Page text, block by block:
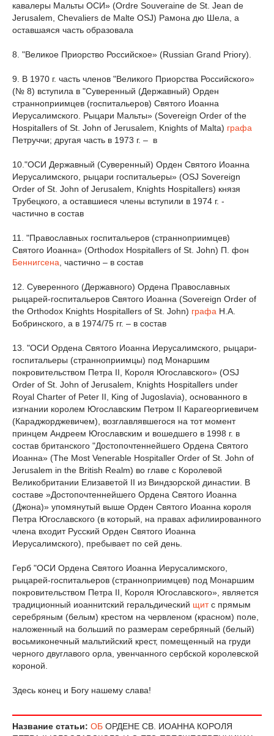
кавалеры Мальты ОСИ» (Ordre Souveraine de St. Jean de
Jerusalem, Chevaliers de Malte OSJ) Рамона дю Шелa, a
оставшаяся часть образовала
8. "Великое Приорствo Российское» (Russian Grand Priory).
9. В 1970 г. часть членов "Великого Приорства Российского»
(№ 8) вступила в "Суверенный (Державный) Орден
странноприимцев (госпитальеров) Святого Иоанна
Иерусалимского. Рыцари Мальты» (Sovereign Order of the
Hospitallers of St. John of Jerusalem, Knights of Malta) графа
Петруччи; другая часть в 1973 г. – в
10."ОСИ Державный (Суверенный) Орден Святого Иоанна
Иерусалимского, рыцари госпитальеры» (OSJ Sovereign
Order of St. John of Jerusalem, Knights Hospitallers) князя
Трубецкого, а оставшиеся члены вступили в 1974 г. -
частично в состав
11. "Православных госпитальеров (странноприимцев)
Святого Иоанна» (Orthodox Hospitallers of St. John) П. фон
Беннигсена, частично – в состав
12. Суверенного (Державного) Ордена Православных
рыцарей-госпитальеров Святого Иоанна (Sovereign Order of
the Orthodox Knights Hospitallers of St. John) графа Н.А.
Бобринского, а в 1974/75 гг. – в состав
13. "ОСИ Ордена Святого Иоанна Иерусалимского, рыцари-
госпитальеры (странноприимцы) под Монаршим
покровительством Петра II, Короля Югославского» (OSJ
Order of St. John of Jerusalem, Knights Hospitallers under
Royal Charter of Peter II, King of Jugoslavia), основанного в
изгнании королем Югославским Петром II Карагеоргиевичем
(Караджорджевичем), возглавлявшегося на тот момент
принцем Андреем Югославским и вошедшего в 1998 г. в
состав британского "Достопочтеннейшего Ордена Святого
Иоанна» (The Most Venerable Hospitaller Order of St. John of
Jerusalem in the British Realm) во главе с Королевой
Великобритании Елизаветой II из Виндзорской династии. В
составе »Достопочтеннейшего Ордена Святого Иоанна
(Джона)» упомянутый выше Орден Святого Иоанна короля
Петра Югославского (в который, на правах афилиированного
члена входит Русский Орден Святого Иоанна
Иерусалимского), пребывает по сей день.
Герб "ОСИ Ордена Святого Иоанна Иерусалимского,
рыцарей-госпитальеров (странноприимцев) под Монаршим
покровительством Петра II, Короля Югославского», является
традиционный иоаннитский геральдический щитс прямым
серебряным (белым) крестом на червленом (красном) поле,
наложенный на больший по размерам серебряный (белый)
восьмиконечный мальтийский крест, помещенный на груди
черного двуглавого орла, увенчанного сербской королевской
короной.
Здесь конец и Богу нашему слава!
Название статьи: ОБ ОРДЕНЕ СВ. ИОАННА КОРОЛЯ